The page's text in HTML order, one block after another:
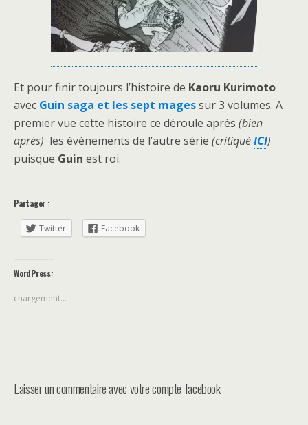
Et pour finir toujours l’histoire de Kaoru Kurimoto
avec Guin saga et les sept magessur 3 volumes. A
premier vue cette histoire ce déroule après (bien
après) les évènements de l’autre série (critiquéICI)
puisque Guin est roi.
Partager :
Twitter Facebook
WordPress:
chargement…
Laisser un commentaire avec votre compte facebook